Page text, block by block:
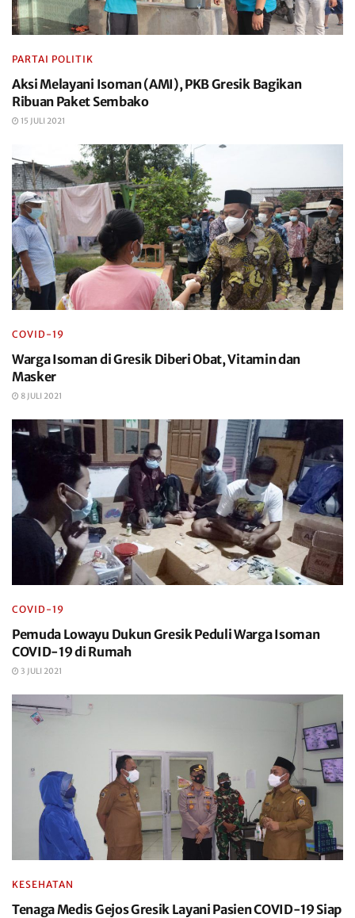
PARTAI POLITIK
Aksi Melayani Isoman (AMI), PKB Gresik Bagikan
Ribuan Paket Sembako
15 JULI 2021
COVID-19
Warga Isoman di Gresik Diberi Obat, Vitamin dan
Masker
8 JULI 2021
COVID-19
Pemuda Lowayu Dukun Gresik Peduli Warga Isoman
COVID-19 di Rumah
3 JULI 2021
KESEHATAN
Tenaga Medis Gejos Gresik Layani Pasien COVID-19 Siap